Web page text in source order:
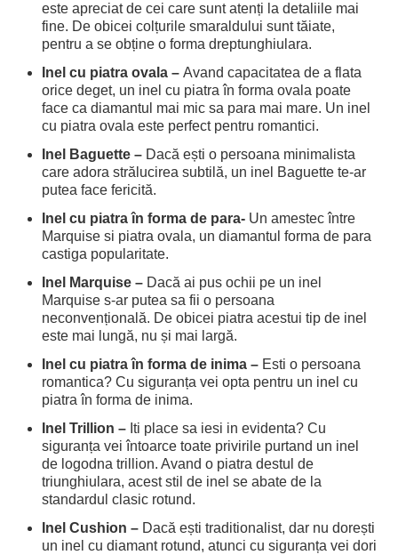
este apreciat de cei care sunt atenți la detaliile mai
fine. De obicei colțurile smaraldului sunt tăiate,
pentru a se obține o forma dreptunghiulara.
Inel cu piatra ovala –Avand capacitatea de a flata
orice deget, un inel cu piatra în forma ovala poate
face ca diamantul mai mic sa para mai mare. Un inel
cu piatra ovala este perfect pentru romantici.
Inel Baguette – Dacă ești o persoana minimalista
care adora strălucirea subtilă, un inel Baguette te-ar
putea face fericită.
Inel cu piatra în forma de para- Un amestec între
Marquise si piatra ovala, un diamantul forma de para
castiga popularitate.
Inel Marquise – Dacă ai pus ochii pe un inel
Marquise s-ar putea sa fii o persoana
neconvențională. De obicei piatra acestui tip de inel
este mai lungă, nu și mai largă.
Inel cu piatra în forma de inima – Esti o persoana
romantica? Cu siguranța vei opta pentru un inel cu
piatra în forma de inima.
Inel Trillion – Iti place sa iesi in evidenta? Cu
siguranța vei întoarce toate privirile purtand un inel
de logodna trillion. Avand o piatra destul de
triunghiulara, acest stil de inel se abate de la
standardul clasic rotund.
Inel Cushion – Dacă ești traditionalist, dar nu dorești
un inel cu diamant rotund, atunci cu siguranța vei dori